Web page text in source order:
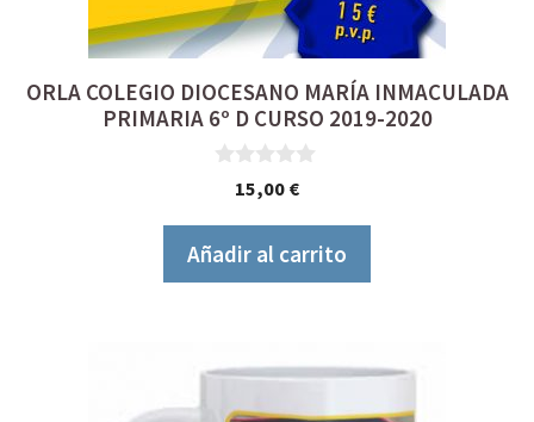
ORLA COLEGIO DIOCESANO MARÍA INMACULADA
PRIMARIA 6º D CURSO 2019-2020
15,00 €
Añadir al carrito